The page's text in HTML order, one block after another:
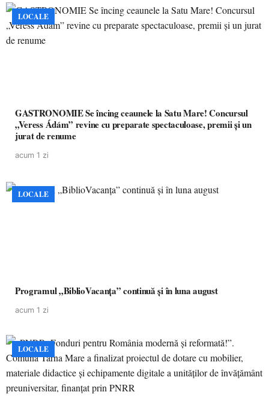
LOCALE
GASTRONOMIE Se încing ceaunele la Satu Mare! Concursul
„Veress Ádám” revine cu preparate spectaculoase, premii și un
jurat de renume
acum 1 zi
LOCALE
Programul „BiblioVacanța” continuă și în luna august
acum 1 zi
LOCALE